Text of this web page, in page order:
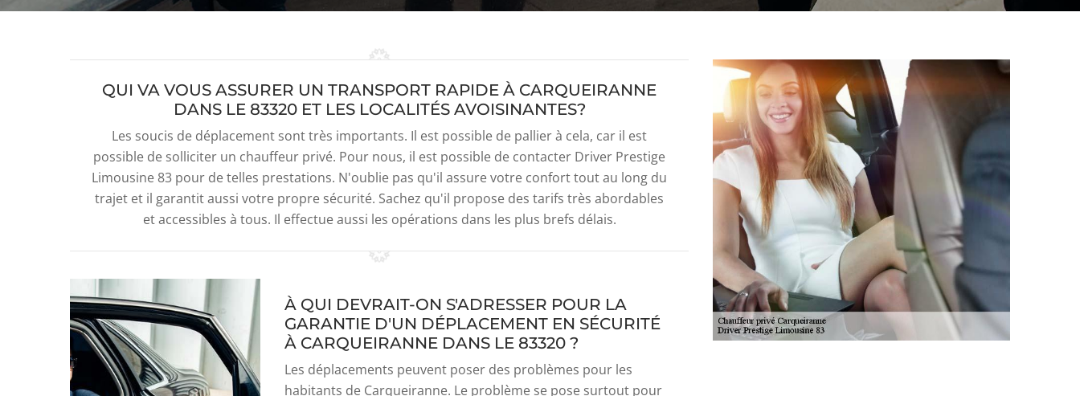
QUI VA VOUS ASSURER UN TRANSPORT RAPIDE À CARQUEIRANNE
DANS LE 83320 ET LES LOCALITÉS AVOISINANTES?
Les soucis de déplacement sont très importants. Il est possible de pallier à cela, car il est
possible de solliciter un chauffeur privé. Pour nous, il est possible de contacter Driver Prestige
Limousine 83 pour de telles prestations. N'oublie pas qu'il assure votre confort tout au long du
trajet et il garantit aussi votre propre sécurité. Sachez qu'il propose des tarifs très abordables
et accessibles à tous. Il effectue aussi les opérations dans les plus brefs délais.
À QUI DEVRAIT-ON S'ADRESSER POUR LA
GARANTIE D'UN DÉPLACEMENT EN SÉCURITÉ
À CARQUEIRANNE DANS LE 83320 ?
Les déplacements peuvent poser des problèmes pour les
habitants de Carqueiranne. Le problème se pose surtout pour